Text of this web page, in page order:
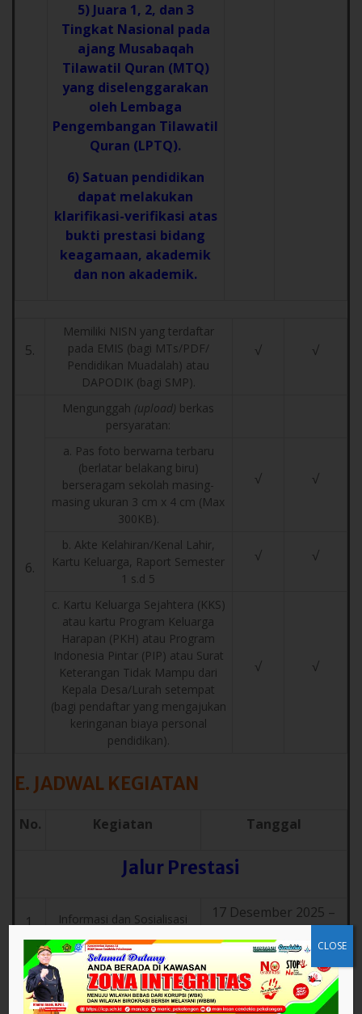
5) Juara 1, 2, dan 3
Tingkat Nasional pada
ajang Musabaqah
Tilawatil Quran (MTQ)
yang diselenggarakan
oleh Lembaga
Pengembangan Tilawatil
Quran (LPTQ).
6) Satuan pendidikan
dapat melakukan
klarifikasi-verifikasi atas
bukti prestasi bidang
keagamaan, akademik
dan non akademik.
5.
Memiliki NISN yang terdaftar
pada EMIS (bagi MTs/PDF/
Pendidikan Muadalah) atau
DAPODIK (bagi SMP).
√ √
6.
Mengunggah (upload) berkas
persyaratan:
a. Pas foto berwarna terbaru
(berlatar belakang biru)
berseragam sekolah masing-
masing ukuran 3 cm x 4 cm (Max
300KB).
√ √
b. Akte Kelahiran/Kenal Lahir,
Kartu Keluarga, Raport Semester
1 s.d 5
√ √
c. Kartu Keluarga Sejahtera (KKS)
atau kartu Program Keluarga
Harapan (PKH) atau Program
Indonesia Pintar (PIP) atau Surat
Keterangan Tidak Mampu dari
Kepala Desa/Lurah setempat
(bagi pendaftar yang mengajukan
keringanan biaya personal
pendidikan).
√ √
E. JADWAL KEGIATAN
No. Kegiatan Tanggal
Jalur Prestasi
1.
Informasi dan Sosialisasi
SNMB
17 Desember 2025 –
2. Pendaftaran (online) jalur
prestasi
02 Januari – 02
Februari 2026
CLOSE